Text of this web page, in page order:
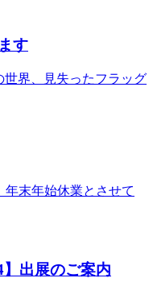
す
世界、見失ったフラッグ
末年始休業とさせて
出展のご案内